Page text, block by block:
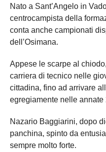
Nato a Sant’Angelo in
centrocampista della
conta anche campionati
dell’Osimana.
Appese le scarpe al
carriera di tecnico nelle
cittadina, fino ad arrivare
egregiamente nelle annate
Nazario Baggiarini, dopo
panchina, spinto da
sempre molto forte.